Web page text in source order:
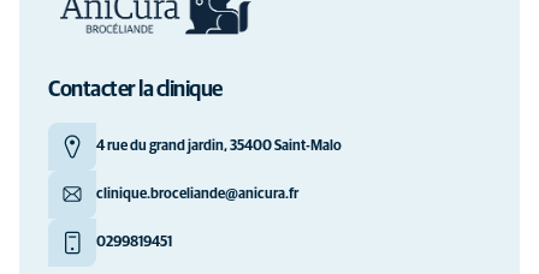
Contacter la clinique
4 rue du grand jardin, 35400 Saint-Malo
clinique.broceliande@anicura.fr
0299819451